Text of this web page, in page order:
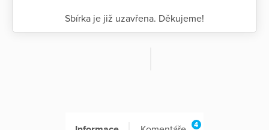
Sbírka je již uzavřena. Děkujeme!
4